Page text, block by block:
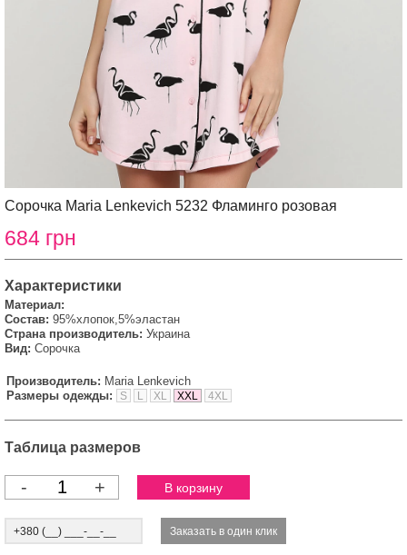
Сорочка Maria Lenkevich 5232 Фламинго розовая
684 грн
Характеристики
Материал:
Состав: 95%хлопок,5%эластан
Страна производитель: Украина
Вид: Сорочка
Производитель: Maria Lenkevich
Размеры одежды:
S L XL XXL 4XL
Таблица размеров
- +